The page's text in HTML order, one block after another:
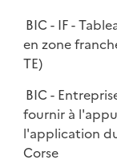
BIC - IF -
en zone
TE)
BIC -
fournir à
l'application
Corse